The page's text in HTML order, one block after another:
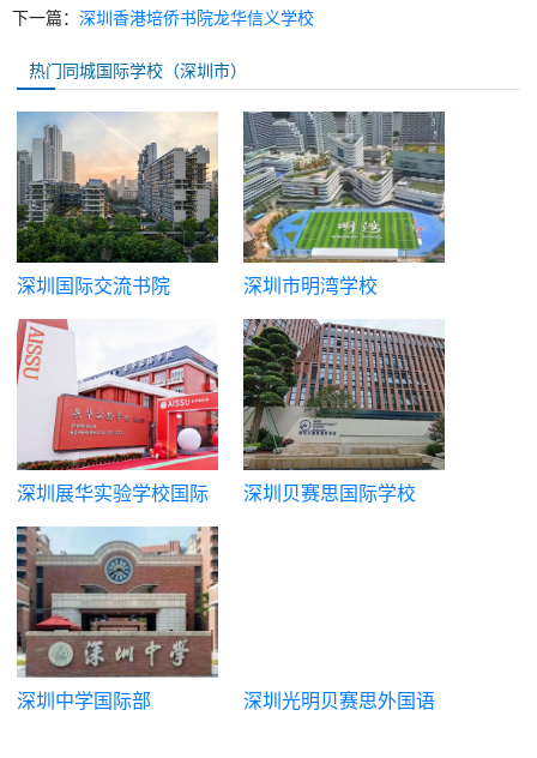
下一篇： 深圳香港培侨书院龙华信义学校
热门同城国际学校（深圳市）
深圳国际交流书院 深圳市明湾学校
深圳展华实验学校国际
部
深圳贝赛思国际学校
深圳中学国际部
深圳光明贝赛思外国语